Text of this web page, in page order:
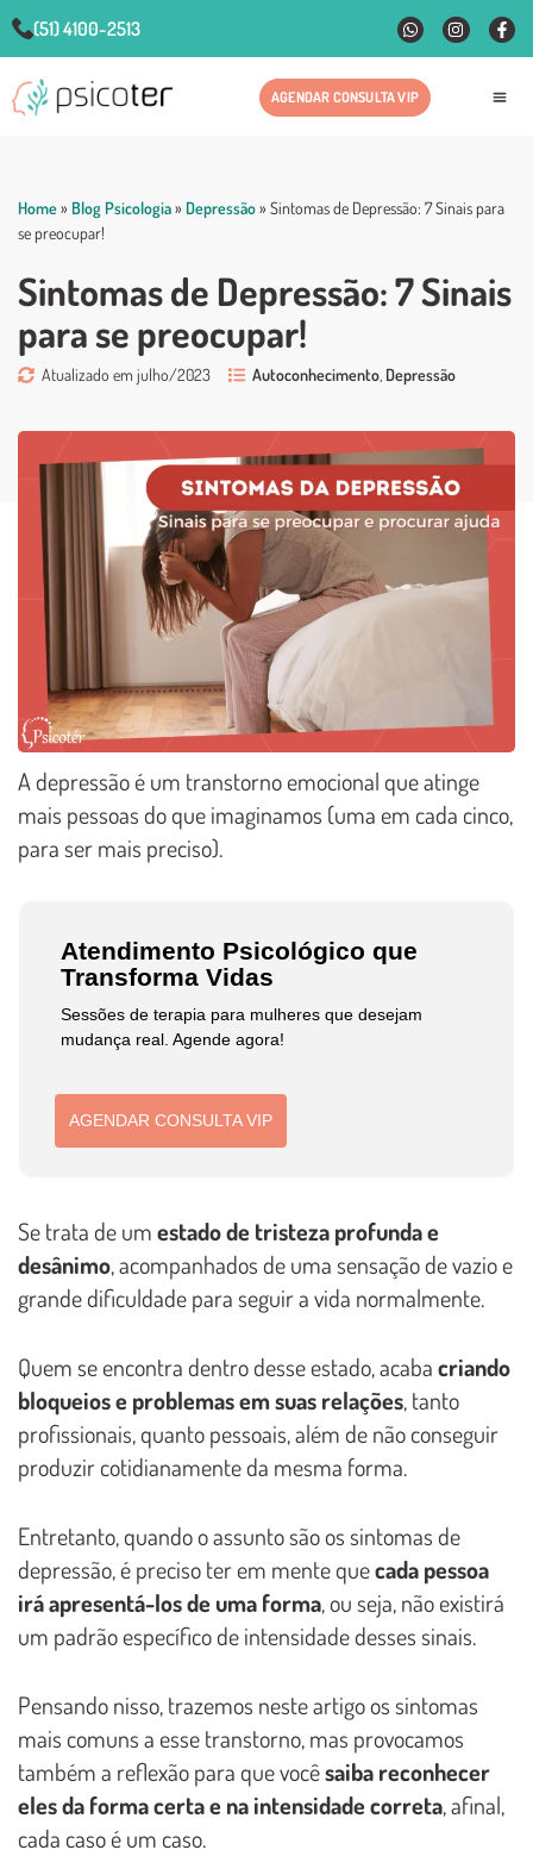
(51) 4100-2513
AGENDAR CONSULTA VIP
Home» Blog Psicologia» Depressão» Sintomas de Depressão: 7 Sinais para
se preocupar!
Sintomas de Depressão: 7 Sinais
para se preocupar!
Atualizado em julho/2023 Autoconhecimento Depressão
A depressão é um transtorno emocional que atinge
mais pessoas do que imaginamos (uma em cada cinco,
para ser mais preciso).
Atendimento Psicológico que
Transforma Vidas
Sessões de terapia para mulheres que desejam
mudança real. Agende agora!
AGENDAR CONSULTA VIP
Se trata de umestado de tristeza profunda e
desânimo, acompanhados de uma sensação de vazio e
grande dificuldade para seguir a vida normalmente.
Quem se encontra dentro desse estado, acabacriando
bloqueios e problemas em suas relações, tanto
profissionais, quanto pessoais, além de não conseguir
produzir cotidianamente da mesma forma.
Entretanto, quando o assunto são os sintomas de
depressão, é preciso ter em mente quecada pessoa
irá apresentá-los de uma forma, ou seja, não existirá
um padrão específico de intensidade desses sinais.
Pensando nisso, trazemos neste artigo os sintomas
mais comuns a esse transtorno, mas provocamos
também a reflexão para que vocêsaiba reconhecer
eles da forma certa e na intensidade correta, afinal,
cada caso é um caso.